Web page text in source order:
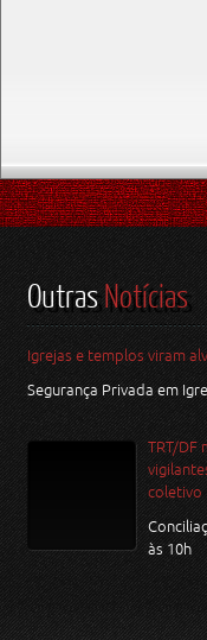
OutrasNotícias
Igrejas e templos viram
Segurança Privada em
TRT/DF
coletivo
às 10h